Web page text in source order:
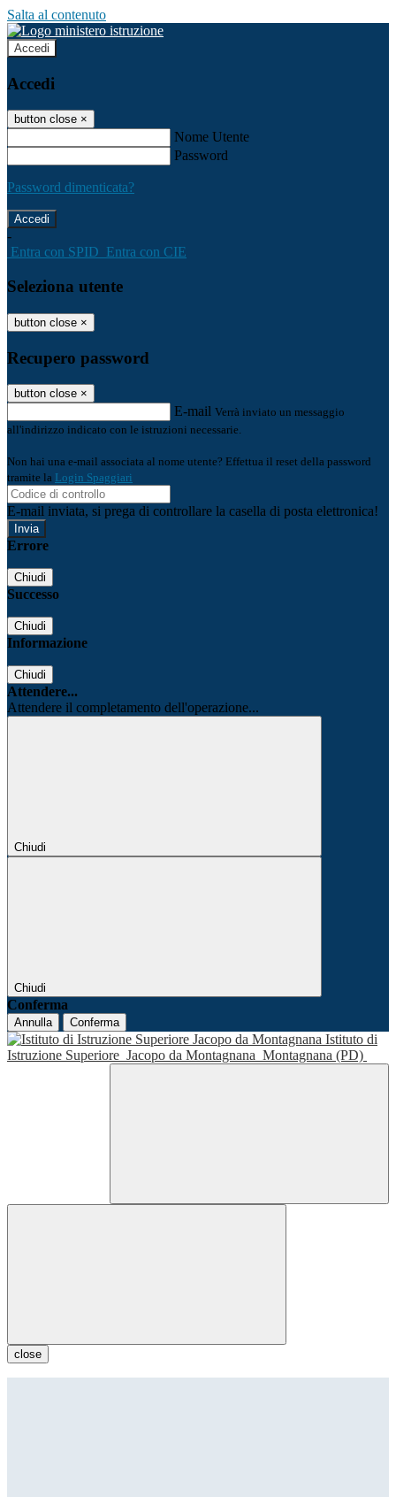
Salta al contenuto
Accedi
Accedi
button close ×
Nome Utente
Password
Password dimenticata?
-
Entra con SPID Entra con CIE
Seleziona utente
button close ×
Recupero password
button close ×
E-mail Verrà inviato un messaggio
all'indirizzo indicato con le istruzioni necessarie.
Non hai una e-mail associata al nome utente? Effettua il reset della password
tramite la Login Spaggiari
E-mail inviata, si prega di controllare la casella di posta elettronica!
Errore
Chiudi
Successo
Chiudi
Informazione
Chiudi
Attendere...
Attendere il completamento dell'operazione...
Chiudi
Chiudi
Conferma
Annulla Conferma
Istituto di
Istruzione Superiore Jacopo da Montagnana Montagnana (PD)
close